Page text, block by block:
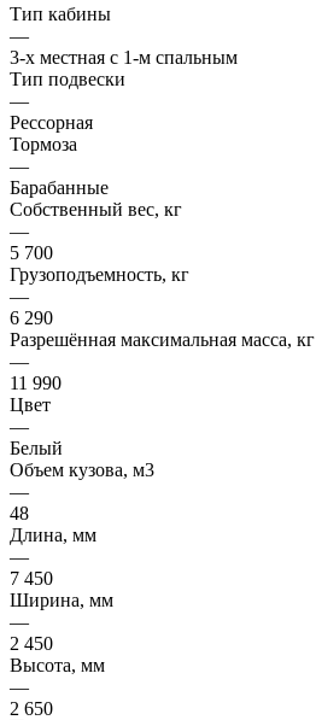
Тип кабины
—
3-х местная с 1-м спальным
Тип подвески
—
Рессорная
Тормоза
—
Барабанные
Собственный вес, кг
—
5 700
Грузоподъемность, кг
—
6 290
Разрешённая максимальная масса, кг
—
11 990
Цвет
—
Белый
Объем кузова, м3
—
48
Длина, мм
—
7 450
Ширина, мм
—
2 450
Высота, мм
—
2 650